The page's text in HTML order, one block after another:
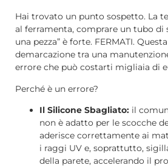
Hai trovato un punto sospetto. La
al ferramenta, comprare un tubo di
una pezza” è forte. FERMATI.
demarcazione tra una
errore che può costarti migliaia di
Perché è un errore?
Il Silicone Sbagliato: il
non è adatto per le scocche
aderisce correttamente ai
i raggi UV e, soprattutto,
della parete, accelerando il